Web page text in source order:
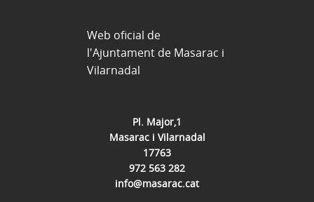
Pl. Major,1
Masarac i Vilarnadal
17763
972 563 282
info@masarac.cat
Web oficial de
l'Ajuntament de Masarac i
Vilarnadal